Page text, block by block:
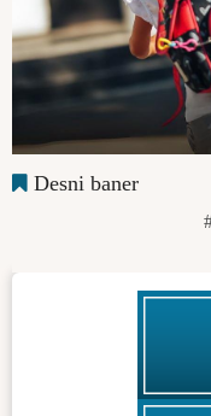
Desni baner